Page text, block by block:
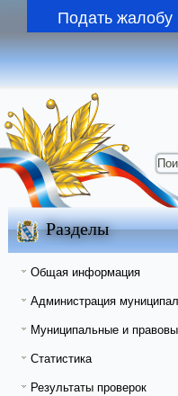
Подать жалобу
Разделы
Общая информация
Администрация
Муниципальные и
Статистика
Результаты проверок